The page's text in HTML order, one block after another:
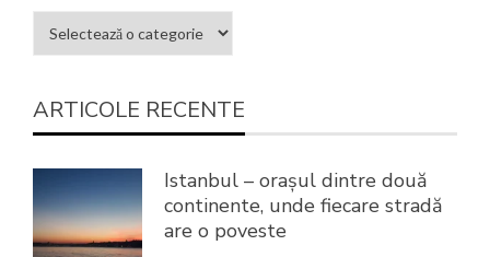
ARTICOLE RECENTE
Istanbul – orașul dintre două
continente, unde fiecare stradă
are o poveste